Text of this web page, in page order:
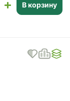
В корзину